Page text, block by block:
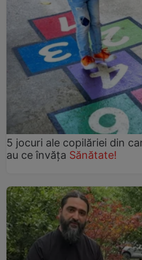
5 jocuri ale copilăriei din
au ce învăța Sănătate!